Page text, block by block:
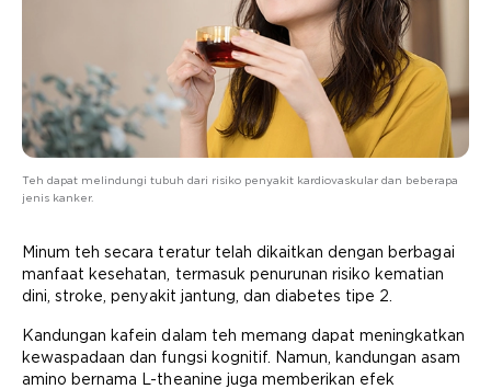
Teh dapat melindungi tubuh dari risiko penyakit kardiovaskular dan beberapa
jenis kanker.
Minum teh secara teratur telah dikaitkan dengan berbagai
manfaat kesehatan, termasuk penurunan risiko kematian
dini, stroke, penyakit jantung, dan diabetes tipe 2.
Kandungan kafein dalam teh memang dapat meningkatkan
kewaspadaan dan fungsi kognitif. Namun, kandungan asam
amino bernama L-theanine juga memberikan efek